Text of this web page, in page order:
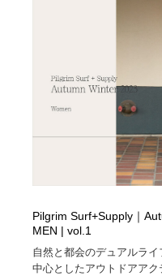
Pilgrim Surf+Supply｜
MEN | vol.1
自然と都会のデュアルラ
中心としたアウトドアア